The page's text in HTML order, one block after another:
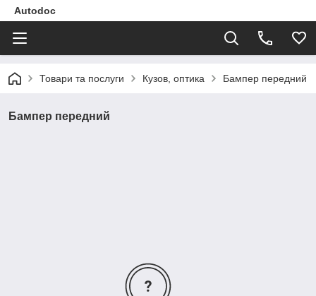
Autodoc
Товари та послуги Кузов, оптика Бампер передний
Бампер передний